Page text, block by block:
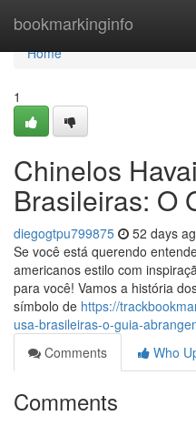
bookmarkinginfo
Home
Home
1
Chinelos
Brasileiras: O
diegogtpu799875 52 days
Se você está querendo
americanos estilo com
para você! Vamos a história
símbolo de https://
usa-brasileiras-o-guia-
Comments
Who
Comments